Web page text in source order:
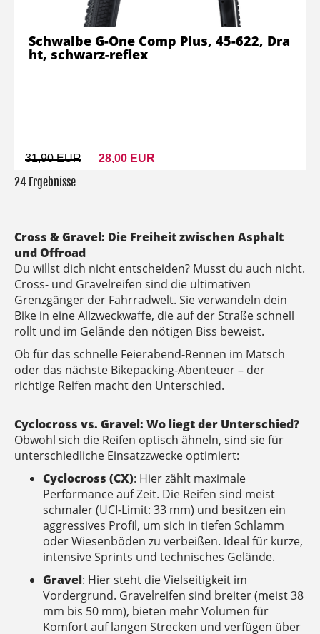
31,90 EUR 28,00 EUR
Schwalbe G-One Comp Plus, 45-622, Dra
ht, schwarz-reflex
24 Ergebnisse
Cross & Gravel: Die Freiheit zwischen Asphalt
und Offroad
Du willst dich nicht entscheiden? Musst du auch nicht.
Cross- und Gravelreifen sind die ultimativen
Grenzgänger der Fahrradwelt. Sie verwandeln dein
Bike in eine Allzweckwaffe, die auf der Straße schnell
rollt und im Gelände den nötigen Biss beweist.
Ob für das schnelle Feierabend-Rennen im Matsch
oder das nächste Bikepacking-Abenteuer – der
richtige Reifen macht den Unterschied.
Cyclocross vs. Gravel: Wo liegt der Unterschied?
Obwohl sich die Reifen optisch ähneln, sind sie für
unterschiedliche Einsatzzwecke optimiert:
Cyclocross (CX): Hier zählt maximale
Performance auf Zeit. Die Reifen sind meist
schmaler (UCI-Limit: 33 mm) und besitzen ein
aggressives Profil, um sich in tiefen Schlamm
oder Wiesenböden zu verbeißen. Ideal für kurze,
intensive Sprints und technisches Gelände.
Gravel: Hier steht die Vielseitigkeit im
Vordergrund. Gravelreifen sind breiter (meist 38
mm bis 50 mm), bieten mehr Volumen für
Komfort auf langen Strecken und verfügen über